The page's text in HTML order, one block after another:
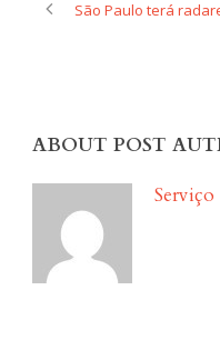
São Paulo terá
ABOUT POST